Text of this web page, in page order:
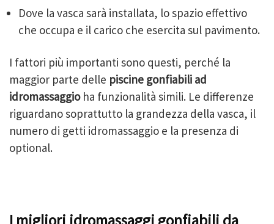
Dove la vasca sarà installata, lo spazio effettivo
che occupa e il carico che esercita sul pavimento.
I fattori più importanti sono questi, perché la
maggior parte delle piscine gonfiabili ad
idromassaggioha funzionalità simili. Le differenze
riguardano soprattutto la grandezza della vasca, il
numero di getti idromassaggio e la presenza di
optional.